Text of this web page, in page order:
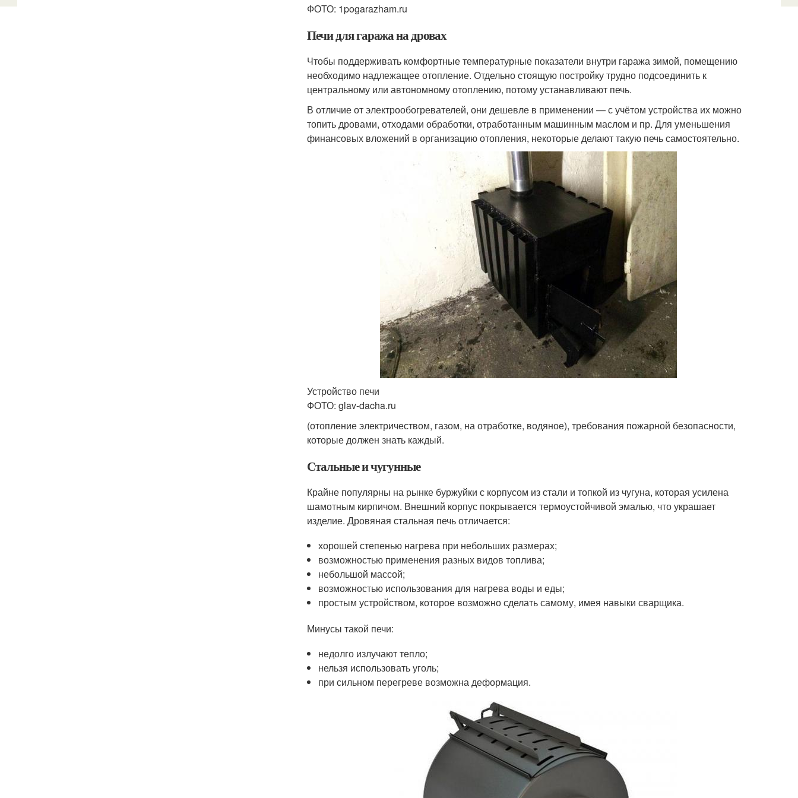
ФОТО: 1pogarazham.ru
Печи для гаража на дровах
Чтобы поддерживать комфортные температурные показатели внутри гаража зимой, помещению
необходимо надлежащее отопление. Отдельно стоящую постройку трудно подсоединить к
центральному или автономному отоплению, потому устанавливают печь.
В отличие от электрообогревателей, они дешевле в применении — с учётом устройства их можно
топить дровами, отходами обработки, отработанным машинным маслом и пр. Для уменьшения
финансовых вложений в организацию отопления, некоторые делают такую печь самостоятельно.
Устройство печи
ФОТО: glav-dacha.ru
(отопление электричеством, газом, на отработке, водяное), требования пожарной безопасности,
которые должен знать каждый.
Стальные и чугунные
Крайне популярны на рынке буржуйки с корпусом из стали и топкой из чугуна, которая усилена
шамотным кирпичом. Внешний корпус покрывается термоустойчивой эмалью, что украшает
изделие. Дровяная стальная печь отличается:
хорошей степенью нагрева при небольших размерах;
возможностью применения разных видов топлива;
небольшой массой;
возможностью использования для нагрева воды и еды;
простым устройством, которое возможно сделать самому, имея навыки сварщика.
Минусы такой печи:
недолго излучают тепло;
нельзя использовать уголь;
при сильном перегреве возможна деформация.